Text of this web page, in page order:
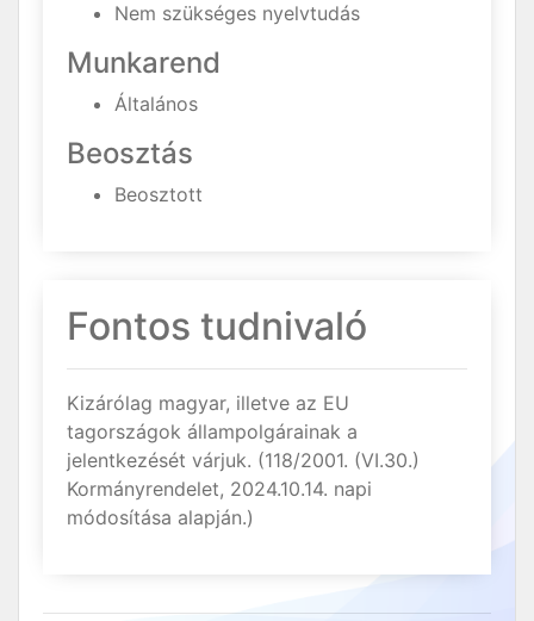
Nem szükséges nyelvtudás
Munkarend
Általános
Beosztás
Beosztott
Fontos tudnivaló
Kizárólag magyar, illetve az EU
tagországok állampolgárainak a
jelentkezését várjuk. (118/2001. (VI.30.)
Kormányrendelet, 2024.10.14. napi
módosítása alapján.)